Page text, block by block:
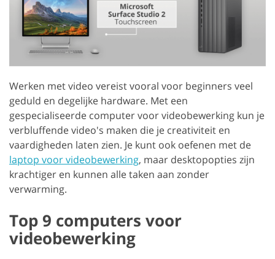
Werken met video vereist vooral voor beginners veel
geduld en degelijke hardware. Met een
gespecialiseerde computer voor videobewerking kun je
verbluffende video's maken die je creativiteit en
vaardigheden laten zien. Je kunt ook oefenen met de
laptop voor videobewerking, maar desktopopties zijn
krachtiger en kunnen alle taken aan zonder
verwarming.
Top 9 computers voor
videobewerking